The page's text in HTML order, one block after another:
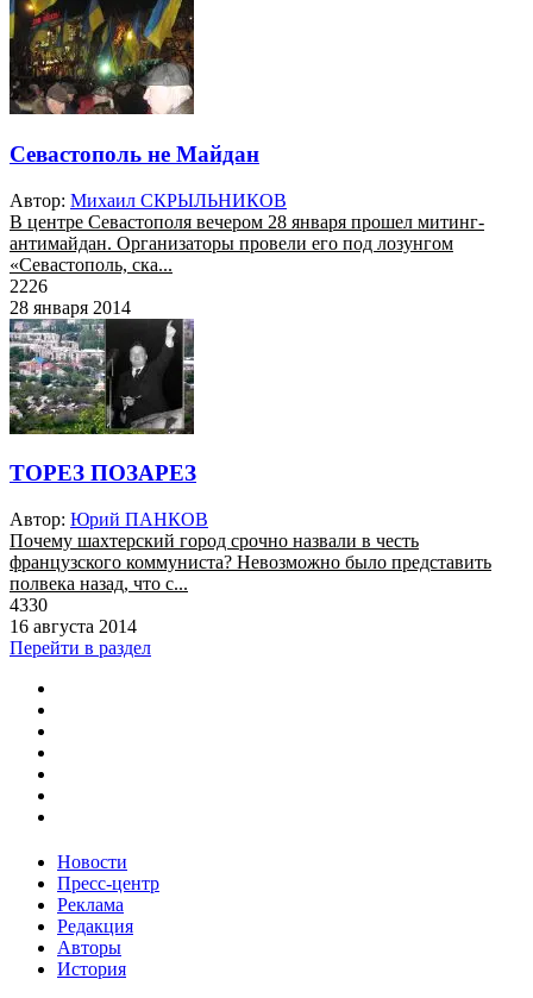
Севастополь не Майдан
Автор: Михаил СКРЫЛЬНИКОВ
В центре Севастополя вечером 28 января прошел митинг-
антимайдан. Организаторы провели его под лозунгом
«Севастополь, ска...
2226
28 января 2014
ТОРЕЗ ПОЗАРЕЗ
Автор: Юрий ПАНКОВ
Почему шахтерский город срочно назвали в честь
французского коммуниста? Невозможно было представить
полвека назад, что с...
4330
16 августа 2014
Перейти в раздел
Новости
Пресс-центр
Реклама
Редакция
Авторы
История